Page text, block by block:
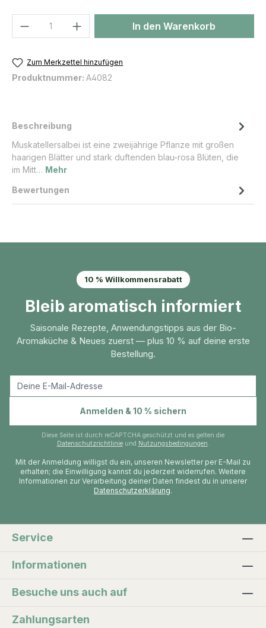
Produkt Anzahl: Gib denIn den Warenkorb
Zum Merkzettel hinzufügen
Produktnummer: A4082
Beschreibung
Muskatellersalbei ist eine zweijährige Pflanze mit großen
haarigen Blätter und stark duftenden blau-rosa Blüten, die
im Mitt… Mehr
Bewertungen
10 % Willkommensrabatt
Bleib aromatisch informiert
Saisonale Rezepte, Anwendungstipps aus der Bio-
Aromaküche & Neues zuerst — plus 10 % auf deine erste
Bestellung.
Anmelden & 10 % sichern
Diese Seite ist durch reCAPTCHA geschützt und es gelten die
Datenschutzrichtlinieund Nutzungsbedingungen.
Mit der Anmeldung willigst du ein, unseren Newsletter per E-Mail zu
erhalten; die Einwilligung kannst du jederzeit widerrufen. Weitere
Informationen zur Verarbeitung deiner Daten findest du in unserer
Datenschutzerklärung.
Service
Informationen
Besuche uns auch auf
Zahlungsarten